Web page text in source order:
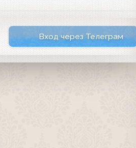
Вход через Телеграм